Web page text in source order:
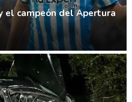
el campeón del Apertura